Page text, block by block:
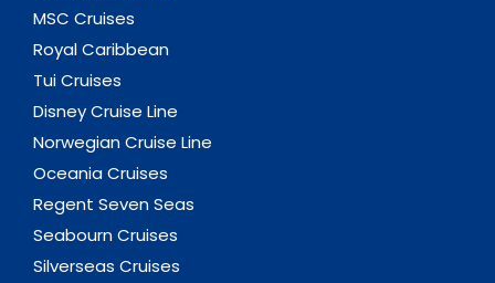
MSC Cruises
Royal Caribbean
Tui Cruises
Disney Cruise Line
Norwegian Cruise Line
Oceania Cruises
Regent Seven Seas
Seabourn Cruises
Silverseas Cruises